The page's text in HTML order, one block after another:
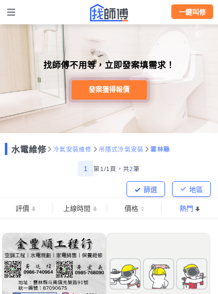
一鍵叫修
找師傅不用等，立即發案填需求！
發案獲得報價
水電維修 冷氣安裝維修 吊隱式冷氣安裝 雲林縣
1 第1/1頁， 共2筆
地區
篩選
評價 上線時間 價格 熱門